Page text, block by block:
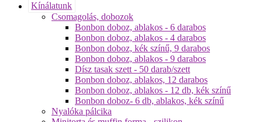
Kínálatunk
Csomagolás, dobozok
Bonbon doboz, ablakos - 6 darabos
Bonbon doboz, ablakos - 4 darabos
Bonbon doboz, kék színű, 9 darabos
Bonbon doboz, ablakos - 9 darabos
Dísz tasak szett - 50 darab/szett
Bonbon doboz, ablakos, 12 darabos
Bonbon doboz, ablakos - 12 db, kék színű
Bonbon doboz- 6 db, ablakos, kék színű
Nyalóka pálcika